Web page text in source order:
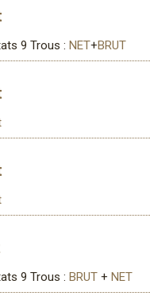
9 Trous : NET+BRUT
9 Trous : BRUT + NET